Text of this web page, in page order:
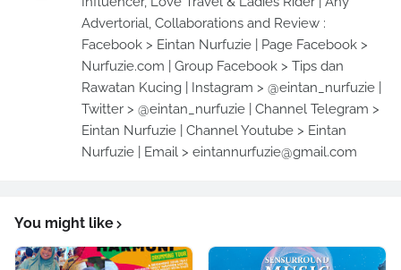
Advertorial, Collaborations and Review :
Facebook > Eintan Nurfuzie | Page Facebook >
Nurfuzie.com | Group Facebook > Tips dan
Rawatan Kucing | Instagram > @eintan_nurfuzie |
Twitter > @eintan_nurfuzie | Channel Telegram >
Eintan Nurfuzie | Channel Youtube > Eintan
Nurfuzie | Email > eintannurfuzie@gmail.com
You might like